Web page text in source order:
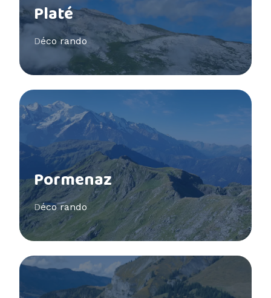
Platé
Déco rando
Pormenaz
Déco rando
Voir plus
Voir plus